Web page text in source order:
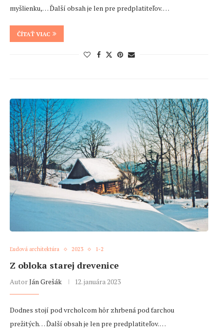
myšlienku,… Ďalší obsah je len pre predplatiteľov. …
ČÍTAŤ VIAC
Ľudová architektúra 2023 1-2
Z obloka starej drevenice
AutorJán Grešák 12. januára 2023
Dodnes stojí pod vrcholcom hôr zhrbená pod ťarchou
prežitých… Ďalší obsah je len pre predplatiteľov. …